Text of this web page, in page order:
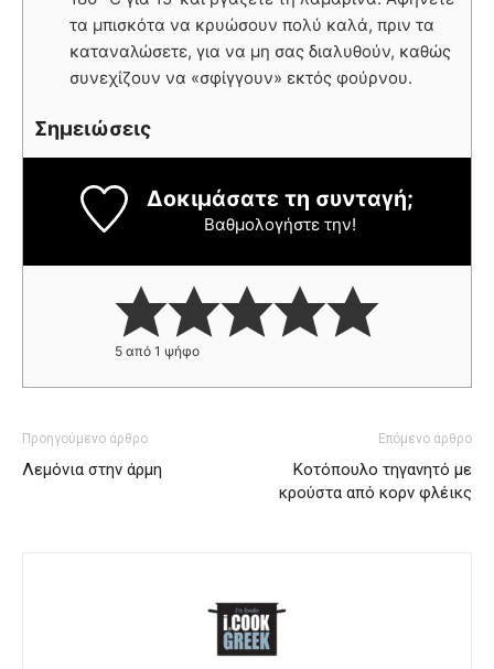
τα μπισκότα να κρυώσουν πολύ καλά, πριν τα
καταναλώσετε, για να μη σας διαλυθούν, καθώς
συνεχίζουν να «σφίγγουν» εκτός φούρνου.
Σημειώσεις
Δοκιμάσατε τη συνταγή;
Βαθμολογήστε την!
5 από 1 ψήφο
Προηγούμενο άρθρο
Λεμόνια στην άρμη
Επόμενο άρθρο
Κοτόπουλο τηγανητό με
κρούστα από κορν φλέικς